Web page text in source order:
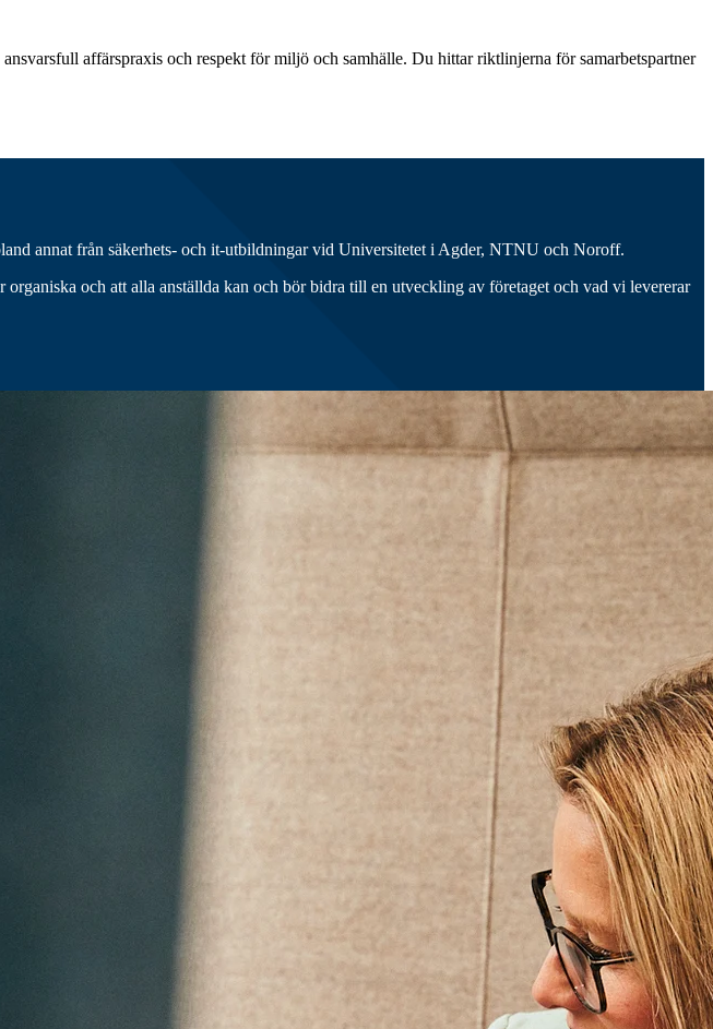
affärspraxis och respekt för miljö och samhälle. Du hittar riktlinjerna för samarbetspartner
annat från säkerhets- och it-utbildningar vid Universitetet i Agder, NTNU och Noroff.
och att alla anställda kan och bör bidra till en utveckling av företaget och vad vi levererar